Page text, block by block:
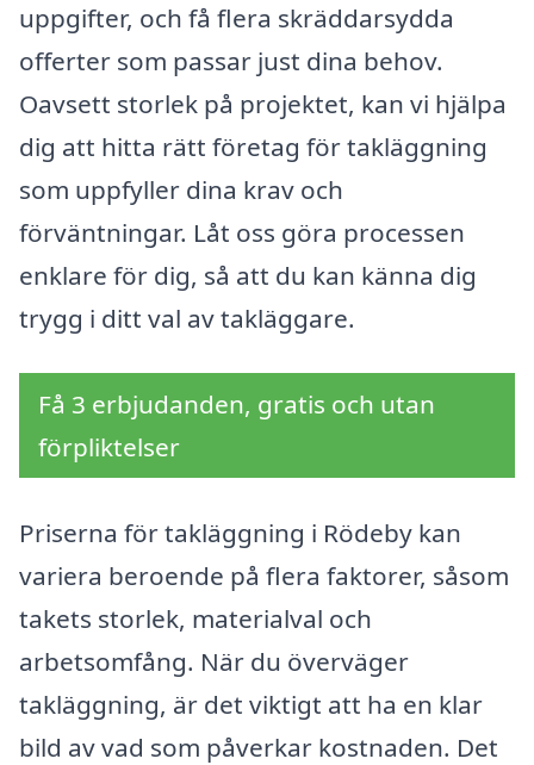
uppgifter, och få flera skräddarsydda
offerter som passar just dina behov.
Oavsett storlek på projektet, kan vi hjälpa
dig att hitta rätt företag för takläggning
som uppfyller dina krav och
förväntningar. Låt oss göra processen
enklare för dig, så att du kan känna dig
trygg i ditt val av takläggare.
Få 3 erbjudanden, gratis och utan
förpliktelser
Priserna för takläggning i Rödeby kan
variera beroende på flera faktorer, såsom
takets storlek, materialval och
arbetsomfång. När du överväger
takläggning, är det viktigt att ha en klar
bild av vad som påverkar kostnaden. Det